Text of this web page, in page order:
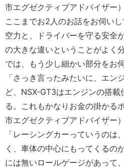
市エグゼクティブアドバイザー）
ここまでお2人のお話をお伺い
空力と、ドライバーを守る安全
の大きな違いということがよく
では、もう少し細かい部分をお
「さっき言ったみたいに、エン
ど、NSX-GT3はエンジンの搭
る。これもかなりお金の掛かる
市エグゼクティブアドバイザー）
「レーシングカーっていうのは
く、車体の中心にもってくるの
には無いロールゲージがあって